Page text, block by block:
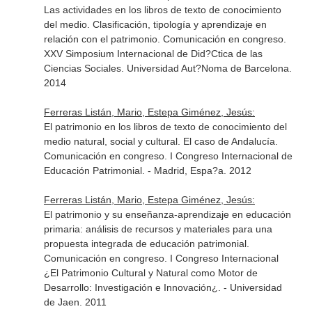
Las actividades en los libros de texto de conocimiento
del medio. Clasificación, tipología y aprendizaje en
relación con el patrimonio. Comunicación en congreso.
XXV Simposium Internacional de Did?Ctica de las
Ciencias Sociales. Universidad Aut?Noma de Barcelona.
2014
Ferreras Listán, Mario, Estepa Giménez, Jesús:
El patrimonio en los libros de texto de conocimiento del
medio natural, social y cultural. El caso de Andalucía.
Comunicación en congreso. I Congreso Internacional de
Educación Patrimonial. - Madrid, Espa?a. 2012
Ferreras Listán, Mario, Estepa Giménez, Jesús:
El patrimonio y su enseñanza-aprendizaje en educación
primaria: análisis de recursos y materiales para una
propuesta integrada de educación patrimonial.
Comunicación en congreso. I Congreso Internacional
¿El Patrimonio Cultural y Natural como Motor de
Desarrollo: Investigación e Innovación¿. - Universidad
de Jaen. 2011